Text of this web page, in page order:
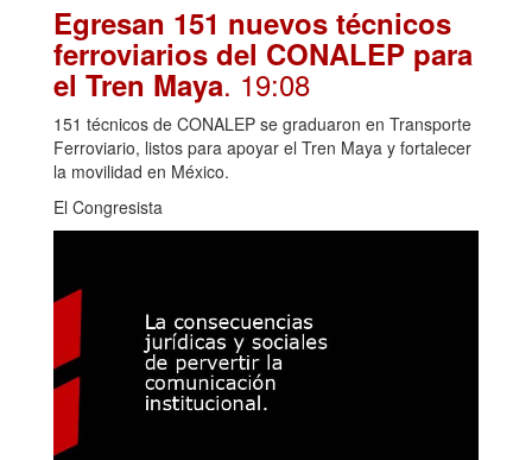
Egresan 151 nuevos técnicos
ferroviarios del CONALEP para
el Tren Maya. 19:08
151 técnicos de CONALEP se graduaron en Transporte
Ferroviario, listos para apoyar el Tren Maya y fortalecer
la movilidad en México.
El Congresista